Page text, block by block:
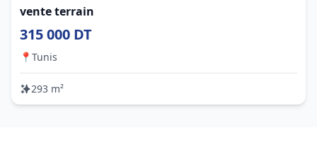
vente terrain
315 000 DT
📍 Tunis
293 m²